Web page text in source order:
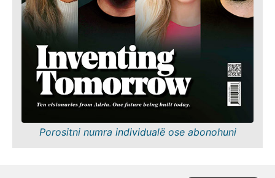
Porositni numra individualë ose abonohuni